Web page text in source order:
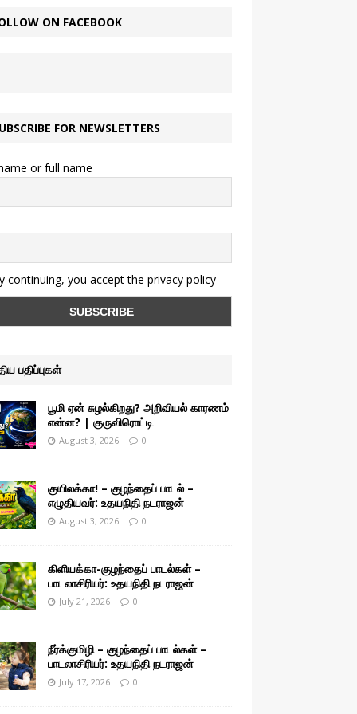
ON FACEBOOK
FOR NEWSLETTERS
or full name
continuing, you accept the privacy policy
பதிப்புகள்
பூமி ஏன் சுழல்கிறது? அறிவியல் காரணம்
என்ன? | குருவிரொட்டி
August 3, 2026 0
குயிலக்கா! – குழந்தைப் பாடல் –
எழுதியவர்: உதயநிதி நடராஜன்
August 3, 2026 0
கிளியக்கா-குழந்தைப் பாடல்கள் –
பாடலாசிரியர்: உதயநிதி நடராஜன்
July 21, 2026 0
நீர்க்குமிழி – குழந்தைப் பாடல்கள் –
பாடலாசிரியர்: உதயநிதி நடராஜன்
July 17, 2026 0